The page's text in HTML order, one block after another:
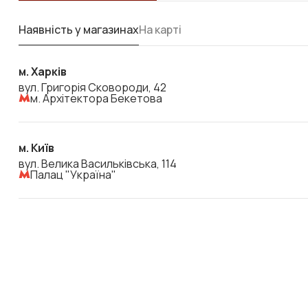
Наявність у магазинахНа карті
м. Харків
вул. Григорія Сковороди, 42
м. Архітектора Бекетова
м. Київ
вул. Велика Васильківська, 114
Палац "Україна"